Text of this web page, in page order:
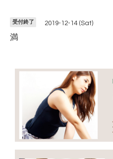
受付終了 2019-12-14 (Sat)
満